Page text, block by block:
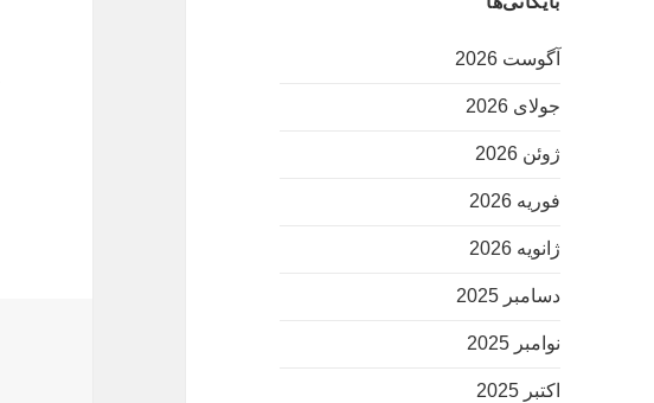
آگوست 2026
جولای 2026
ژوئن 2026
فوریه 2026
ژانویه 2026
دسامبر 2025
نوامبر 2025
اکتبر 2025